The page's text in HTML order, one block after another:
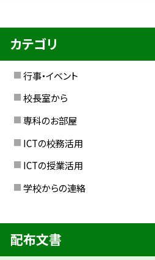
カテゴリ
行事・イベント
校長室から
専科のお部屋
ICTの校務活用
ICTの授業活用
学校からの連絡
配布文書